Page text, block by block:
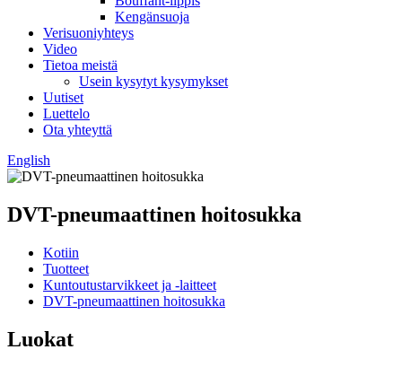
Kengänsuoja
Verisuoniyhteys
Video
Tietoa meistä
Usein kysytyt kysymykset
Uutiset
Luettelo
Ota yhteyttä
English
DVT-pneumaattinen hoitosukka
Kotiin
Tuotteet
Kuntoutustarvikkeet ja -laitteet
DVT-pneumaattinen hoitosukka
Luokat